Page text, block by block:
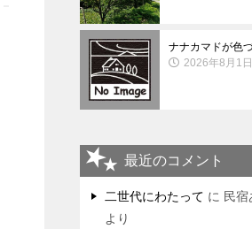
ナナカマドが色
2026年8月1日
最近のコメント
二世代にわたって に 民
より